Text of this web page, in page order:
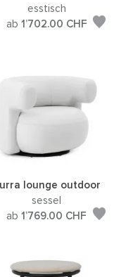
esstisch
ab 1’702.00 CHF
lounge outdoor
sessel
ab1’769.00 CHF